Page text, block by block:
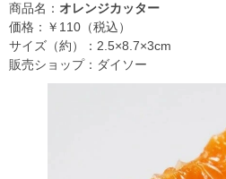
商品名： オレンジカッター
価格：￥110（税込）
サイズ（約）：2.5×8.7×3cm
販売ショップ：ダイソー